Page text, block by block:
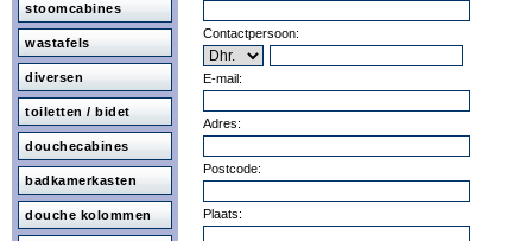
stoomcabines
wastafels
diversen
toiletten / bidet
douchecabines
badkamerkasten
douche kolommen
Contactpersoon:
E-mail:
Adres:
Postcode:
Plaats: